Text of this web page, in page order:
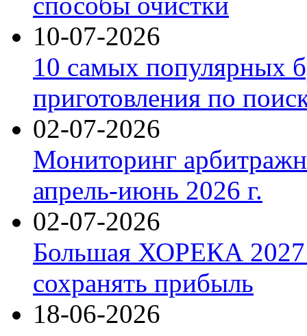
10-07-2026
10 самых популярных
приготовления по
02-07-2026
Мониторинг
апрель-июнь 2026 г.
02-07-2026
Большая ХОРЕКА 2027:
сохранять прибыль
18-06-2026